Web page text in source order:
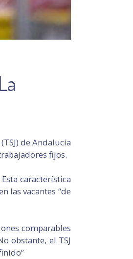
de Andalucía
fijos.
característica
las vacantes “de
comparables
obstante, el TSJ